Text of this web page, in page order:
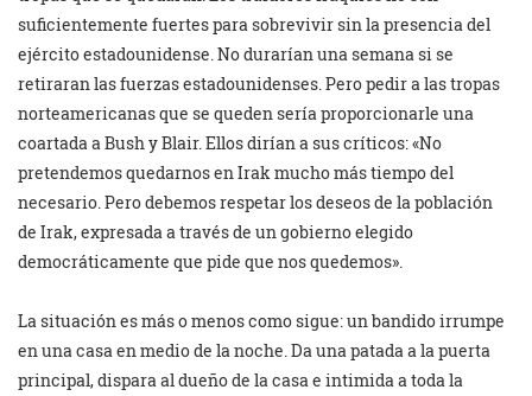
suficientemente fuertes para sobrevivir sin la presencia del
ejército estadounidense. No durarían una semana si se
retiraran las fuerzas estadounidenses. Pero pedir a las tropas
norteamericanas que se queden sería proporcionarle una
coartada a Bush y Blair. Ellos dirían a sus críticos: «No
pretendemos quedarnos en Irak mucho más tiempo del
necesario. Pero debemos respetar los deseos de la población
de Irak, expresada a través de un gobierno elegido
democráticamente que pide que nos quedemos».
La situación es más o menos como sigue: un bandido irrumpe
en una casa en medio de la noche. Da una patada a la puerta
principal, dispara al dueño de la casa e intimida a toda la